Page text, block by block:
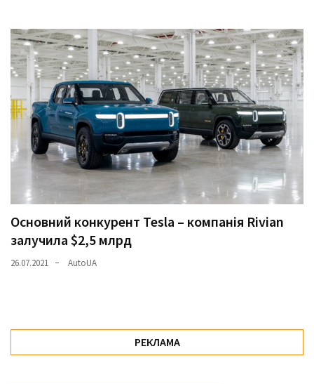
Основний конкурент Tesla – компанія Rivian
залучила $2,5 млрд
26.07.2021 AutoUA
РЕКЛАМА